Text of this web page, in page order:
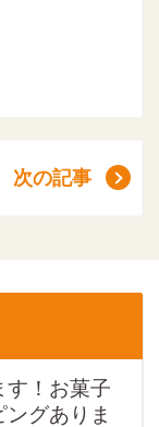
次の記事
す！お菓子
グありま